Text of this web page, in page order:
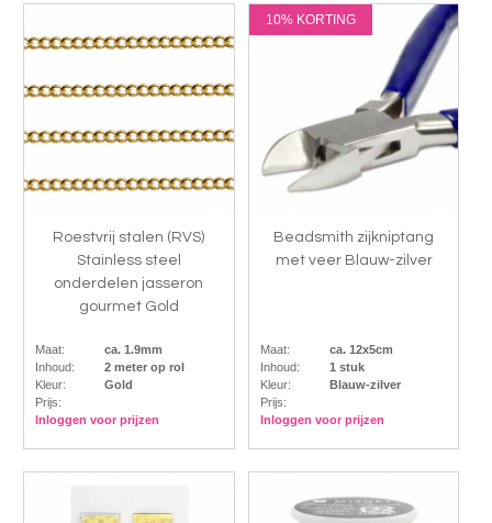
Roestvrij stalen (RVS)
Stainless steel
onderdelen jasseron
gourmet Gold
Maat:
ca. 1.9mm
Inhoud:
2 meter op rol
Kleur:
Gold
Prijs:
Inloggen voor prijzen
10% KORTING
Beadsmith zijkniptang
met veer Blauw-zilver
Maat:
ca. 12x5cm
Inhoud:
1 stuk
Kleur:
Blauw-zilver
Prijs:
Inloggen voor prijzen